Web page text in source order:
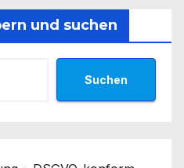
und suchen
Suchen